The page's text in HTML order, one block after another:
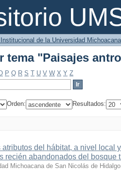
tema "Paisajes
de la Universidad
tema "Paisajes
P Q R S T U V W X Y Z
Orden: Resultados:
del hábitat, a nivel local
recién abandonados del bosque
Michoacana de San Nicolás de Hidalgo